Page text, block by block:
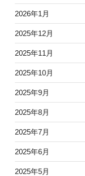
2026年1月
2025年12月
2025年11月
2025年10月
2025年9月
2025年8月
2025年7月
2025年6月
2025年5月